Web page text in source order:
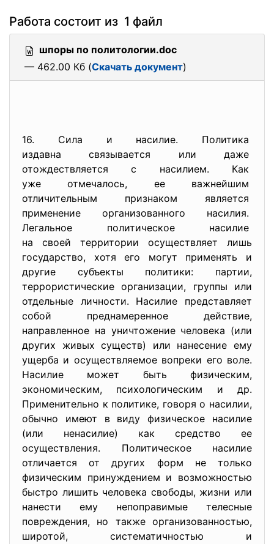
Работа состоит из 1 файл
шпоры по политологии.doc
— 462.00 Кб (Скачать документ)
16. Сила и насилие. Политика
издавна связывается или даже
отождествляется с насилием. Как
уже отмечалось, ее важнейшим
отличительным признаком является
применение организованного насилия.
Легальное политическое насилие
на своей территории осуществляет лишь
государство, хотя его могут применять и
другие субъекты политики: партии,
террористические организации, группы или
отдельные личности. Насилие представляет
собой преднамеренное действие,
направленное на уничтожение человека (или
других живых существ) или нанесение ему
ущерба и осуществляемое вопреки его воле.
Насилие может быть физическим,
экономическим, психологическим и др.
Применительно к политике, говоря о насилии,
обычно имеют в виду физическое насилие
(или ненасилие) как средство ее
осуществления. Политическое насилие
отличается от других форм не только
физическим принуждением и возможностью
быстро лишить человека свободы, жизни или
нанести ему непоправимые телесные
повреждения, но также организованностью,
широтой, систематичностью и